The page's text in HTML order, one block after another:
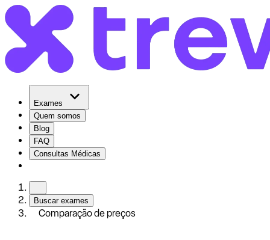
Exames
Quem somos
Blog
FAQ
Consultas Médicas
Buscar exames
Comparação de preços